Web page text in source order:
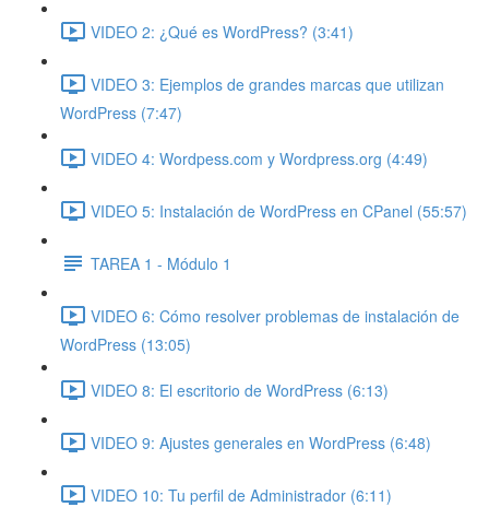
VIDEO 2: ¿Qué es WordPress? (3:41)
VIDEO 3: Ejemplos de grandes marcas que utilizan
WordPress (7:47)
VIDEO 4: Wordpess.com y Wordpress.org (4:49)
VIDEO 5: Instalación de WordPress en CPanel (55:57)
TAREA 1 - Módulo 1
VIDEO 6: Cómo resolver problemas de instalación de
WordPress (13:05)
VIDEO 8: El escritorio de WordPress (6:13)
VIDEO 9: Ajustes generales en WordPress (6:48)
VIDEO 10: Tu perfil de Administrador (6:11)